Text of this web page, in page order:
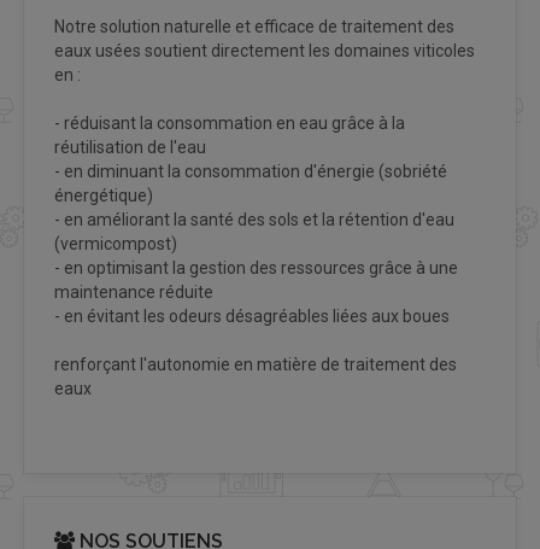
Notre solution naturelle et efficace de traitement des
eaux usées soutient directement les domaines viticoles
en :
- réduisant la consommation en eau grâce à la
réutilisation de l'eau
- en diminuant la consommation d'énergie (sobriété
énergétique)
- en améliorant la santé des sols et la rétention d'eau
(vermicompost)
- en optimisant la gestion des ressources grâce à une
maintenance réduite
- en évitant les odeurs désagréables liées aux boues
renforçant l'autonomie en matière de traitement des
eaux
NOS SOUTIENS